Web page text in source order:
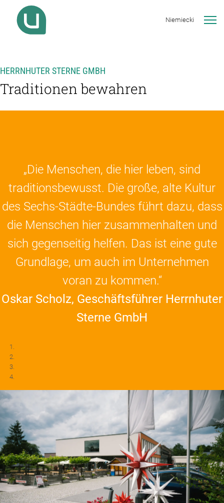
Niemiecki
HERRNHUTER STERNE GMBH
Traditionen bewahren
„Die Menschen, die hier leben, sind
traditionsbewusst. Die große, alte Kultur
des Sechs-Städte-Bundes führt dazu, dass
die Menschen hier zusammenhalten und
sich gegenseitig helfen. Das ist eine gute
Grundlage, um auch im Unternehmen
voran zu kommen.“
Oskar Scholz, Geschäftsführer Herrnhuter
Sterne GmbH